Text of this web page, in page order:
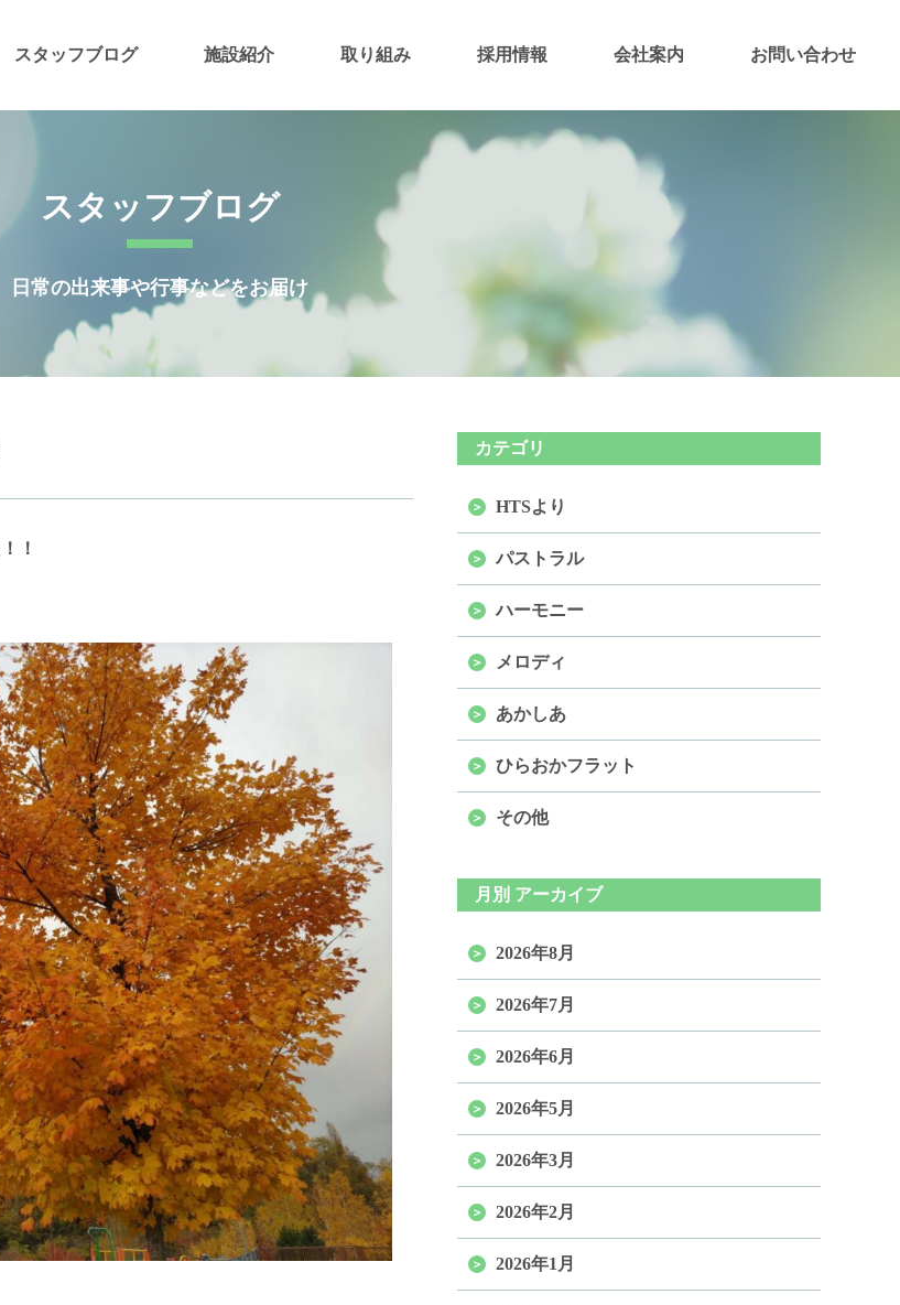
スタッフブログ 施設紹介 取り組み 採用情報 会社案内 お問い合わせ
スタッフブログ
日常の出来事や行事などをお届け
！
カテゴリ
HTSより
パストラル
ハーモニー
メロディ
あかしあ
ひらおかフラット
その他
月別 アーカイブ
2026年8月
2026年7月
2026年6月
2026年5月
2026年3月
2026年2月
2026年1月